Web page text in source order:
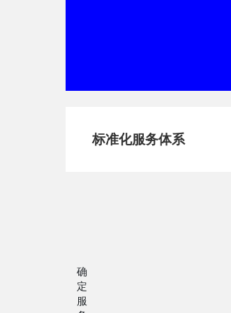
标准化服务体系
确
定
服